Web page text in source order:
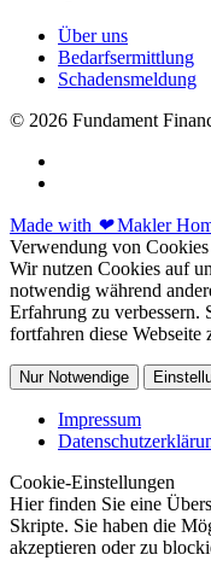
Über uns
Bedarfsermittlung
Schadensmeldung
© 2026 Fundament
Made with ❤Makler
Verwendung von Cookies
Wir nutzen Cookies auf
notwendig während
Erfahrung zu verbessern.
fortfahren diese Webseite
Nur Notwendige
Impressum
Cookie-Einstellungen
Hier finden Sie eine
Skripte. Sie haben die
akzeptieren oder zu